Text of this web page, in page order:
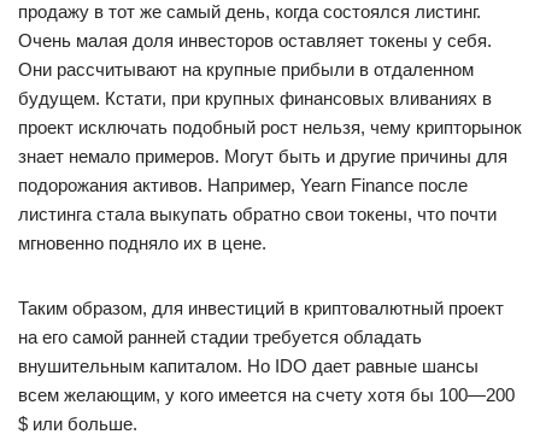
продажу в тот же самый день, когда состоялся листинг.
Очень малая доля инвесторов оставляет токены у себя.
Они рассчитывают на крупные прибыли в отдаленном
будущем. Кстати, при крупных финансовых вливаниях в
проект исключать подобный рост нельзя, чему крипторынок
знает немало примеров. Могут быть и другие причины для
подорожания активов. Например, Yearn Finance после
листинга стала выкупать обратно свои токены, что почти
мгновенно подняло их в цене.
Таким образом, для инвестиций в криптовалютный проект
на его самой ранней стадии требуется обладать
внушительным капиталом. Но IDO дает равные шансы
всем желающим, у кого имеется на счету хотя бы 100—200
$ или больше.